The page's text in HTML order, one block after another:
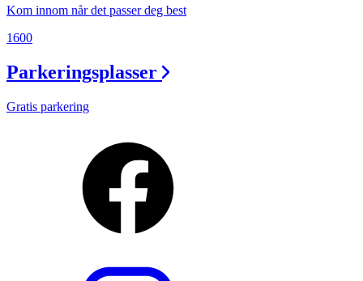
Kom innom når det passer deg best
1600
Parkeringsplasser
Gratis parkering